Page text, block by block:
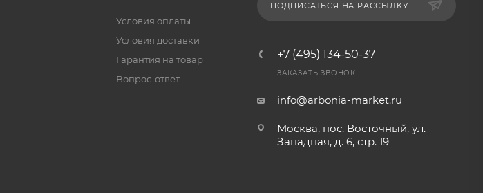
Условия оплаты
Условия доставки
Гарантия на товар
Вопрос-ответ
ПОДПИСАТЬСЯ НА РАССЫЛКУ
+7 (495) 134-50-37
ЗАКАЗАТЬ ЗВОНОК
info@arbonia-market.ru
Москва, пос. Восточный, ул.
Западная, д. 6, стр. 19